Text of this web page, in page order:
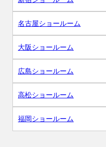
名古屋ショールーム
大阪ショールーム
広島ショールーム
高松ショールーム
福岡ショールーム